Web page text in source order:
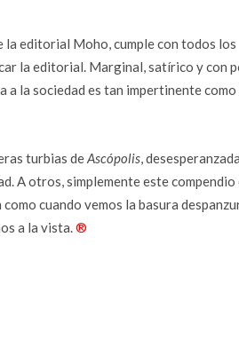
la editorial Moho, cumple con todos los
la editorial. Marginal, satírico y con
la sociedad es tan impertinente como
turbias deAscópolis,
A otros, simplemente este compendio
cuando vemos la basura
a la vista.®